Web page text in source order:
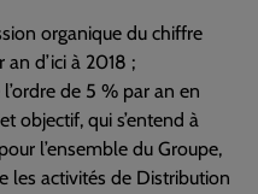
organique du chiffre
an d’ici à 2018 ;
de 5 % par an en
objectif, qui s’entend à
l’ensemble du Groupe,
les activités de Distribution